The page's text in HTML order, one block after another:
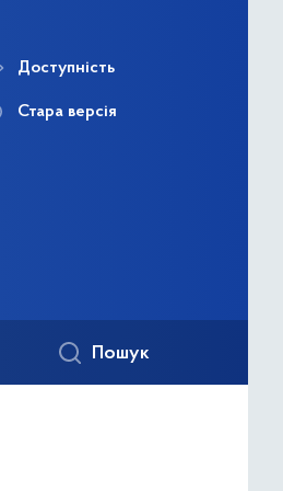
Доступність
Стара версія
Пошук